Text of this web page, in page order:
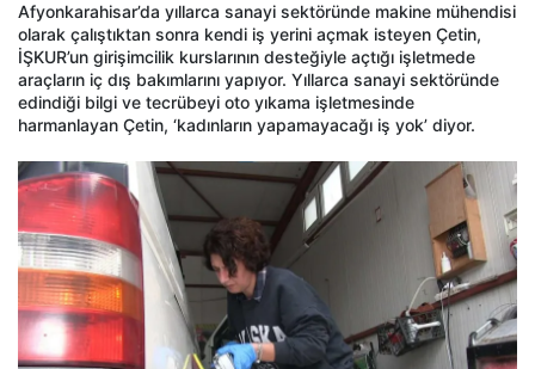
Afyonkarahisar’da yıllarca sanayi sektöründe makine mühendisi
olarak çalıştıktan sonra kendi iş yerini açmak isteyen Çetin,
İŞKUR’un girişimcilik kurslarının desteğiyle açtığı işletmede
araçların iç dış bakımlarını yapıyor. Yıllarca sanayi sektöründe
edindiği bilgi ve tecrübeyi oto yıkama işletmesinde
harmanlayan Çetin, ‘kadınların yapamayacağı iş yok’ diyor.